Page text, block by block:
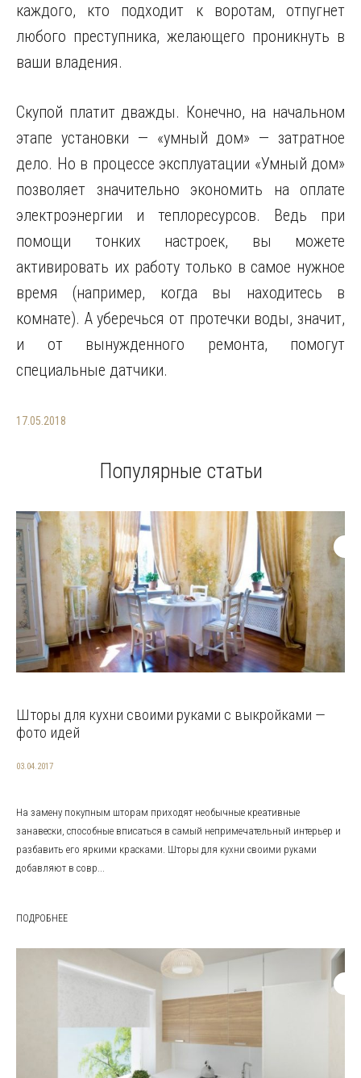
каждого, кто подходит к воротам, отпугнет
любого преступника, желающего проникнуть в
ваши владения.
Скупой платит дважды. Конечно, на начальном
этапе установки — «умный дом» — затратное
дело. Но в процессе эксплуатации «Умный дом»
позволяет значительно экономить на оплате
электроэнергии и теплоресурсов. Ведь при
помощи тонких настроек, вы можете
активировать их работу только в самое нужное
время (например, когда вы находитесь в
комнате). А уберечься от протечки воды, значит,
и от вынужденного ремонта, помогут
специальные датчики.
17.05.2018
Популярные статьи
Шторы для кухни своими руками с выкройками —
фото идей
03.04.2017
На замену покупным шторам приходят необычные креативные
занавески, способные вписаться в самый непримечательный интерьер и
разбавить его яркими красками. Шторы для кухни своими руками
добавляют в совр...
ПОДРОБНЕЕ